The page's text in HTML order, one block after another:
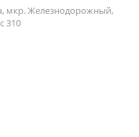
мкр. Железнодорожный,
310